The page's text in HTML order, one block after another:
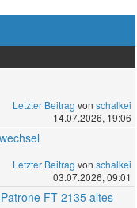
Letzter Beitrag von schalkei
14.07.2026, 19:06
Letzter Beitrag von schalkei
03.07.2026, 09:01
FT 2135 altes